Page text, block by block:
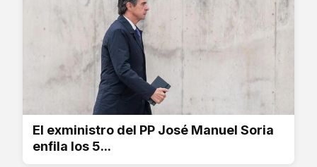
El exministro del PP José Manuel Soria
enfila los 5...